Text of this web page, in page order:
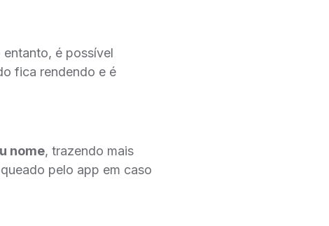
é possível
fica rendendo e é
nome, trazendo mais
pelo app em caso